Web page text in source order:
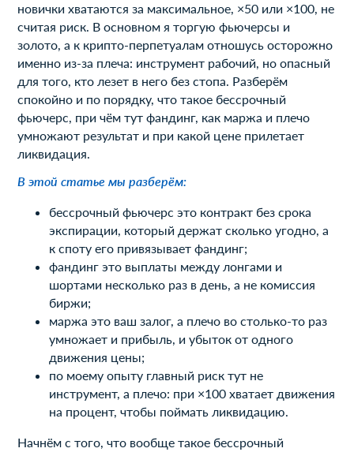
новички хватаются за максимальное, ×50 или ×100, не
считая риск. В основном я торгую фьючерсы и
золото, а к крипто-перпетуалам отношусь осторожно
именно из-за плеча: инструмент рабочий, но опасный
для того, кто лезет в него без стопа. Разберём
спокойно и по порядку, что такое бессрочный
фьючерс, при чём тут фандинг, как маржа и плечо
умножают результат и при какой цене прилетает
ликвидация.
В этой статье мы разберём:
бессрочный фьючерс это контракт без срока
экспирации, который держат сколько угодно, а
к споту его привязывает фандинг;
фандинг это выплаты между лонгами и
шортами несколько раз в день, а не комиссия
биржи;
маржа это ваш залог, а плечо во столько-то раз
умножает и прибыль, и убыток от одного
движения цены;
по моему опыту главный риск тут не
инструмент, а плечо: при ×100 хватает движения
на процент, чтобы поймать ликвидацию.
Начнём с того, что вообще такое бессрочный